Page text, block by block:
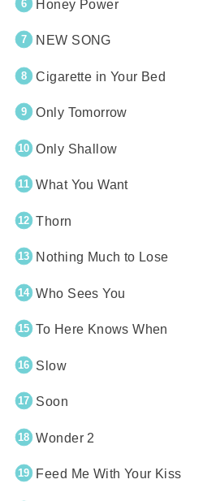
Honey Power
NEW SONG
Cigarette in Your Bed
Only Tomorrow
Only Shallow
What You Want
Thorn
Nothing Much to Lose
Who Sees You
To Here Knows When
Slow
Soon
Wonder 2
Feed Me With Your Kiss